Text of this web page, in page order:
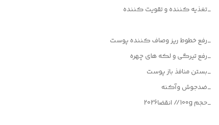
_تغذیه کننده و تقویت کننده
_رفع خطوط ریز وصاف کننده پوست
_رفع تیرگی و لکه های چهره
_بستن منافذ باز پوست
_ضدجوش وآکنه
_حجم 100g// انقضا2026